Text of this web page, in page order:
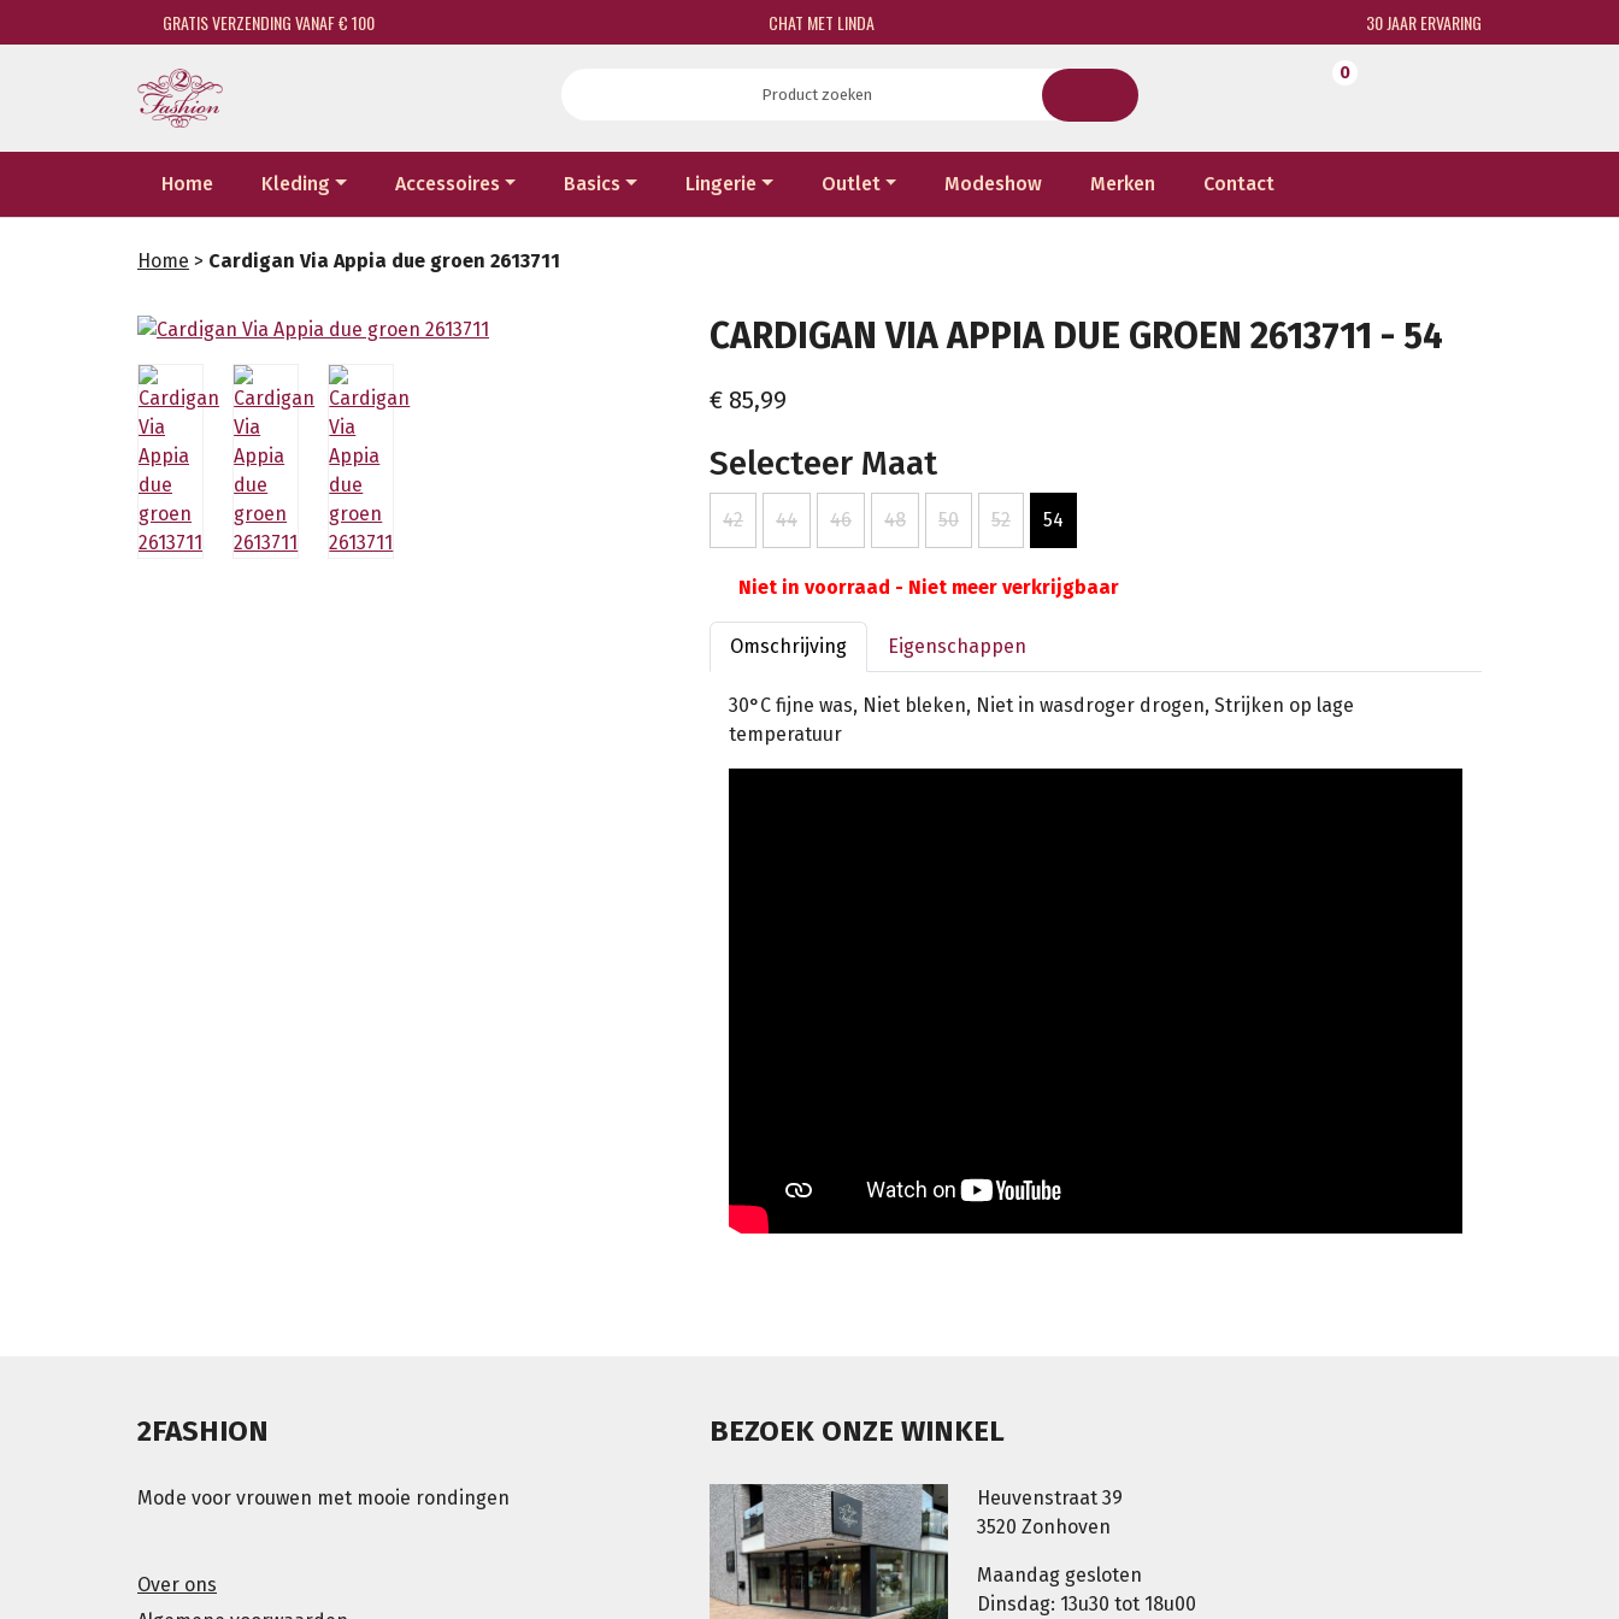
GRATIS VERZENDING VANAF € 100 CHAT MET LINDA 30 JAAR ERVARING
0
Home Kleding Accessoires Basics Lingerie Outlet Modeshow Merken Contact
Home > Cardigan Via Appia due groen 2613711
CARDIGAN VIA APPIA DUE GROEN 2613711 - 54
€ 85,99
Selecteer Maat
42 44 46 48 50 52 54
Niet in voorraad - Niet meer verkrijgbaar
Omschrijving Eigenschappen
30°C fijne was, Niet bleken, Niet in wasdroger drogen, Strijken op lage
temperatuur
2FASHION
Mode voor vrouwen met mooie rondingen
Over ons
BEZOEK ONZE WINKEL
Heuvenstraat 39
3520 Zonhoven
Maandag gesloten
Dinsdag: 13u30 tot 18u00